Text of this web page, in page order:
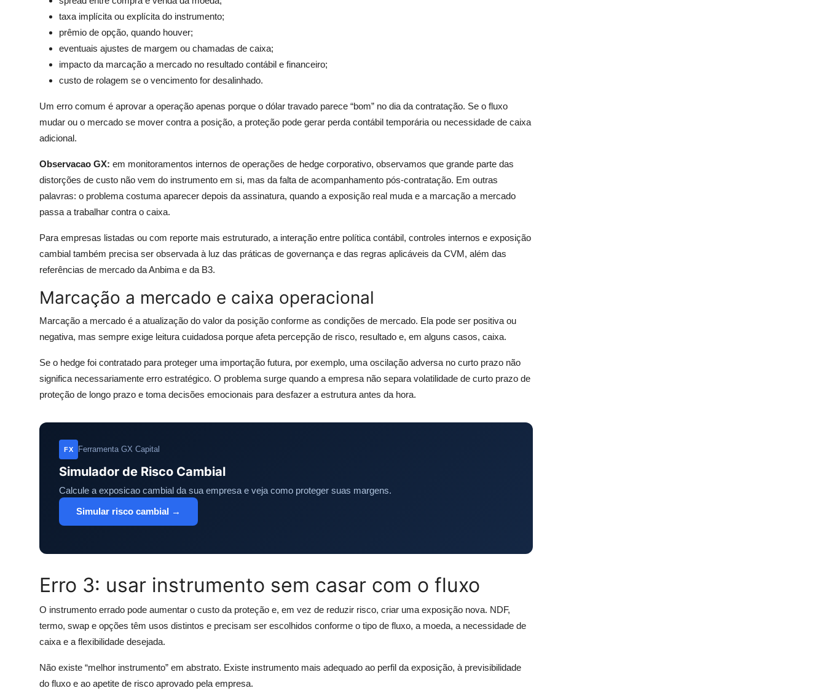
taxa implícita ou explícita do instrumento;
prêmio de opção, quando houver;
eventuais ajustes de margem ou chamadas de caixa;
impacto da marcação a mercado no resultado contábil e financeiro;
custo de rolagem se o vencimento for desalinhado.
Um erro comum é aprovar a operação apenas porque o dólar travado parece “bom” no dia da contratação. Se o fluxo
mudar ou o mercado se mover contra a posição, a proteção pode gerar perda contábil temporária ou necessidade de caixa
adicional.
Observacao GX: em monitoramentos internos de operações de hedge corporativo, observamos que grande parte das
distorções de custo não vem do instrumento em si, mas da falta de acompanhamento pós-contratação. Em outras
palavras: o problema costuma aparecer depois da assinatura, quando a exposição real muda e a marcação a mercado
passa a trabalhar contra o caixa.
Para empresas listadas ou com reporte mais estruturado, a interação entre política contábil, controles internos e exposição
cambial também precisa ser observada à luz das práticas de governança e das regras aplicáveis da CVM, além das
referências de mercado da Anbima e da B3.
Marcação a mercado e caixa operacional
Marcação a mercado é a atualização do valor da posição conforme as condições de mercado. Ela pode ser positiva ou
negativa, mas sempre exige leitura cuidadosa porque afeta percepção de risco, resultado e, em alguns casos, caixa.
Se o hedge foi contratado para proteger uma importação futura, por exemplo, uma oscilação adversa no curto prazo não
significa necessariamente erro estratégico. O problema surge quando a empresa não separa volatilidade de curto prazo de
proteção de longo prazo e toma decisões emocionais para desfazer a estrutura antes da hora.
FX Ferramenta GX Capital
Simulador de Risco Cambial
Calcule a exposicao cambial da sua empresa e veja como proteger suas margens.
Simular risco cambial →
Erro 3: usar instrumento sem casar com o fluxo
O instrumento errado pode aumentar o custo da proteção e, em vez de reduzir risco, criar uma exposição nova. NDF,
termo, swap e opções têm usos distintos e precisam ser escolhidos conforme o tipo de fluxo, a moeda, a necessidade de
caixa e a flexibilidade desejada.
Não existe “melhor instrumento” em abstrato. Existe instrumento mais adequado ao perfil da exposição, à previsibilidade
do fluxo e ao apetite de risco aprovado pela empresa.